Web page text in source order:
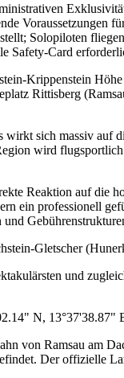
Voraussetzungen
Solopiloten
Safety-Card
Krippenstein
Rittisberg
wirkt sich massiv
wird
Reaktion auf die
ein professionell
Gletscher
und
N,
von Ramsau am
Der offizielle